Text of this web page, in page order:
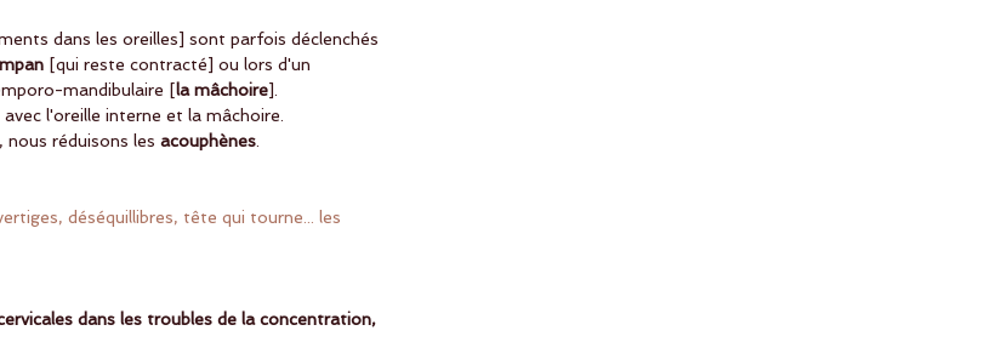
dans les oreilles] sont parfois déclenchés
[qui reste contracté] ou lors d'un
mandibulaire [la mâchoire].
l'oreille interne et la mâchoire.
, nous réduisons les acouphènes.
déséquillibres, tête qui tourne... les
dans les troubles de la concentration,